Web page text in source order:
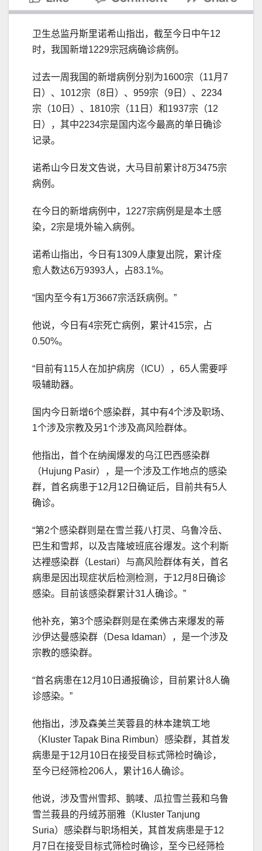
卫生总监丹斯里诺希山指出，截至今日中午12
时，我国新增1229宗冠病确诊病例。
过去一周我国的新增病例分别为1600宗（11月7
日）、1012宗（8日）、959宗（9日）、2234
宗（10日）、1810宗（11日）和1937宗（12
日），其中2234宗是国内迄今最高的单日确诊
记录。
诺希山今日发文告说，大马目前累计8万3475宗
病例。
在今日的新增病例中，1227宗病例是是本土感
染，2宗是境外输入病例。
诺希山指出，今日有1309人康复出院，累计痊
愈人数达6万9393人，占83.1%。
“国内至今有1万3667宗活跃病例。”
他说，今日有4宗死亡病例，累计415宗，占
0.50%。
“目前有115人在加护病房（ICU），65人需要呼
吸辅助器。
国内今日新增6个感染群，其中有4个涉及职场、
1个涉及宗教及另1个涉及高风险群体。
他指出，首个在纳闽爆发的乌江巴西感染群
（Hujung Pasir），是一个涉及工作地点的感染
群，首名病患于12月12日确证后，目前共有5人
确诊。
“第2个感染群则是在雪兰莪八打灵、乌鲁冷岳、
巴生和雪邦，以及吉隆坡班底谷爆发。这个利斯
达裡感染群（Lestari）与高风险群体有关，首名
病患是因出现症状后检测检测，于12月8日确诊
感染。目前该感染群累计31人确诊。”
他补充，第3个感染群则是在柔佛古来爆发的蒂
沙伊达曼感染群（Desa Idaman），是一个涉及
宗教的感染群。
“首名病患在12月10日通报确诊，目前累计8人确
诊感染。”
他指出，涉及森美兰芙蓉县的林本建筑工地
（Kluster Tapak Bina Rimbun）感染群，其首发
病患是于12月10日在接受目标式筛检时确诊，
至今已经筛检206人，累计16人确诊。
他说，涉及雪州雪邦、鹅唛、瓜拉雪兰莪和乌鲁
雪兰莪县的丹绒苏丽雅（Kluster Tanjung
Suria）感染群与职场相关，其首发病患是于12
月7日在接受目标式筛检时确诊，至今已经筛检